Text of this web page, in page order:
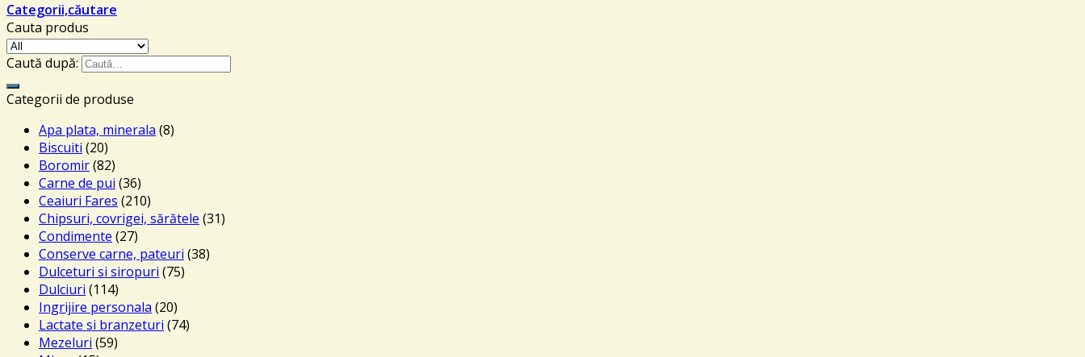
Categorii,căutare
Cauta produs
Caută după:
Categorii de produse
Apa plata, minerala (8)
Biscuiti (20)
Boromir(82)
Carne de pui (36)
Ceaiuri Fares (210)
Chipsuri, covrigei, sărătele (31)
Condimente (27)
Conserve carne, pateuri (38)
Dulceturi si siropuri (75)
Dulciuri (114)
Ingrijire personala (20)
Lactate si branzeturi (74)
Mezeluri (59)